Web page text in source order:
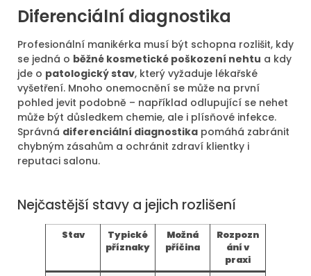
Diferenciální diagnostika
Profesionální manikérka musí být schopna rozlišit, kdy
se jedná o běžné kosmetické poškození nehtu a kdy
jde o patologický stav, který vyžaduje lékařské
vyšetření. Mnoho onemocnění se může na první
pohled jevit podobně – například odlupující se nehet
může být důsledkem chemie, ale i plísňové infekce.
Správná diferenciální diagnostika pomáhá zabránit
chybným zásahům a ochránit zdraví klientky i
reputaci salonu.
Nejčastější stavy a jejich rozlišení
Stav
Typické
příznaky
Možná
příčina
Rozpozn
ání v
praxi